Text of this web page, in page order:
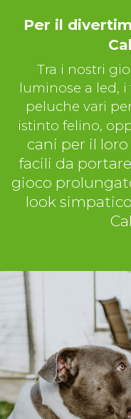
Per il
Tra i nostri
luminose a led,
peluche vari
istinto felino,
cani per il
facili da
gioco
look